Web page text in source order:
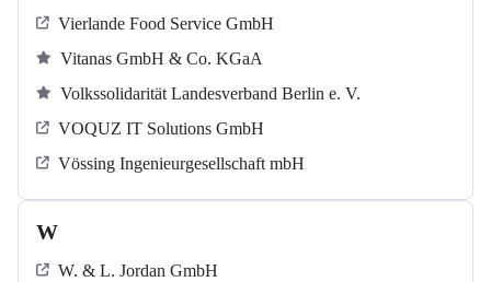
Vierlande Food Service GmbH
Vitanas GmbH & Co. KGaA
Volkssolidarität Landesverband Berlin e. V.
VOQUZ IT Solutions GmbH
Vössing Ingenieurgesellschaft mbH
W
W. & L. Jordan GmbH